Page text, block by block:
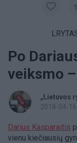
Po
veiksmo
„Lietuvos
2018-04-
Darius Kasparaitis
vienu kiečiausių